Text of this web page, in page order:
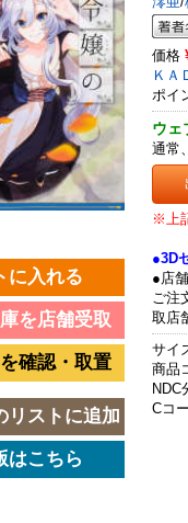
価格
ＫＡ
ポイ
ウェ
通常
※上
●3D
●店
ご注
取店
サイ
商品
NDC
Cコ